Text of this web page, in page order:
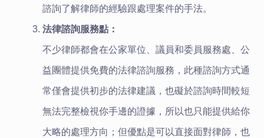
諮詢了解律師的經驗跟處理案件的手法。
法律諮詢服務點：
不少律師都會在公家單位、議員和委員服務處、公
益團體提供免費的法律諮詢服務，此種諮詢方式通
常僅會提供初步的法律建議，也礙於諮詢時間較短
無法完整檢視你手邊的證據，所以也只能提供給你
大略的處理方向；但優點是可以直接面對律師，也